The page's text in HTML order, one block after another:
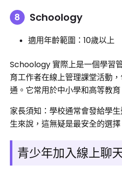
Schoology
適用年齡範圍：10歲以上
Schoology 實際上是一個學習
育工作者在線上管理課堂活動
通。它常用於中小學和高等教
家長須知：學校通常會發給學
生來說，這無疑是最安全的選擇
青少年加入線上聊